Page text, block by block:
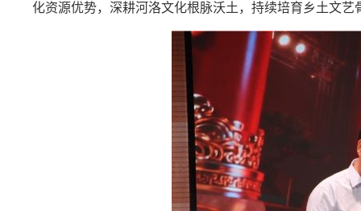
化资源优势，深耕河洛文化根脉沃土，持续培育乡土文